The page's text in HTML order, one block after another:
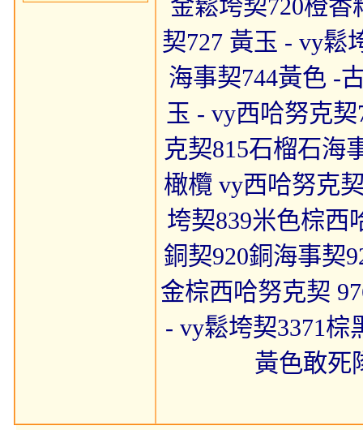
金鬆垮契720橙香
契727 黃玉 - vy鬆
海事契744黃色 -
玉 - vy西哈努克
克契815石榴石海
橄欖 vy西哈努克
垮契839米色棕西
銅契920銅海事契
金棕西哈努克契
- vy鬆垮契3371棕
黃色敢死